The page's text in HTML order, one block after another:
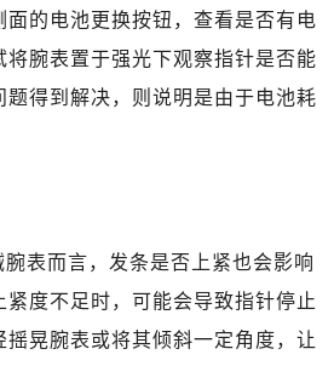
的电池更换按钮，查看是否有电
腕表置于强光下观察指针是否能
题得到解决，则说明是由于电池耗
表而言，发条是否上紧也会影响
度不足时，可能会导致指针停止
摇晃腕表或将其倾斜一定角度，让